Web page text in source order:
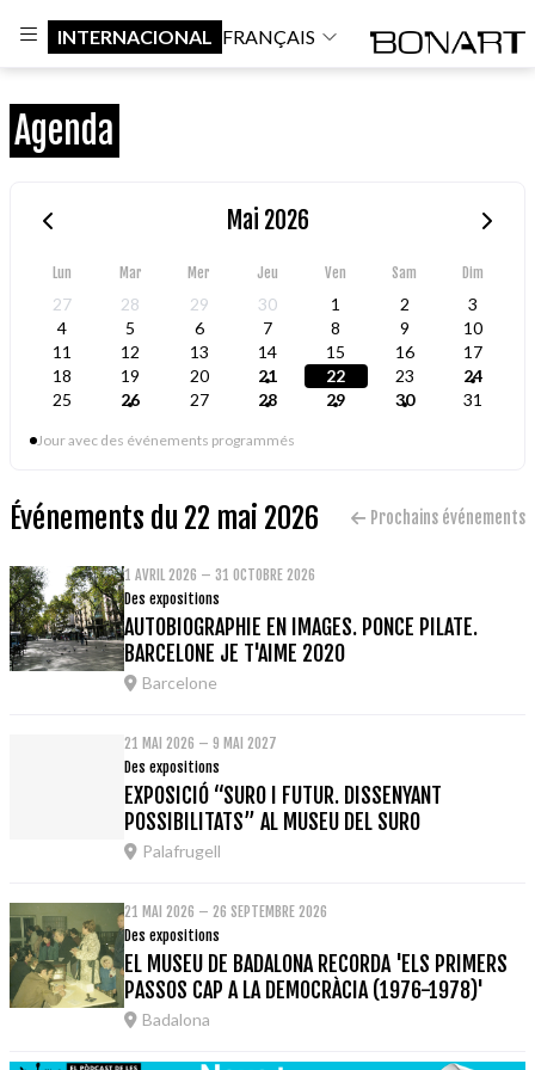
INTERNACIONAL FRANÇAIS
Agenda
Mai 2026
Lun Mar Mer Jeu Ven Sam Dim
27 28 29 30 1 2
3
4
5 6 7 8 9
10
11
12 13 14 15 16
17
18
19 20 21 22 23
24
25
26 27 28 29 30 31
Jour avec des événements programmés
Événements du 22 mai 2026 Prochains événements
1 AVRIL 2026 – 31 OCTOBRE 2026
Des expositions
AUTOBIOGRAPHIE EN IMAGES. PONCE PILATE.
BARCELONE JE T'AIME 2020
Barcelone
21 MAI 2026 – 9 MAI 2027
Des expositions
EXPOSICIÓ “SURO I FUTUR. DISSENYANT
POSSIBILITATS” AL MUSEU DEL SURO
Palafrugell
21 MAI 2026 – 26 SEPTEMBRE 2026
Des expositions
EL MUSEU DE BADALONA RECORDA 'ELS PRIMERS
PASSOS CAP A LA DEMOCRÀCIA (1976-1978)'
Badalona